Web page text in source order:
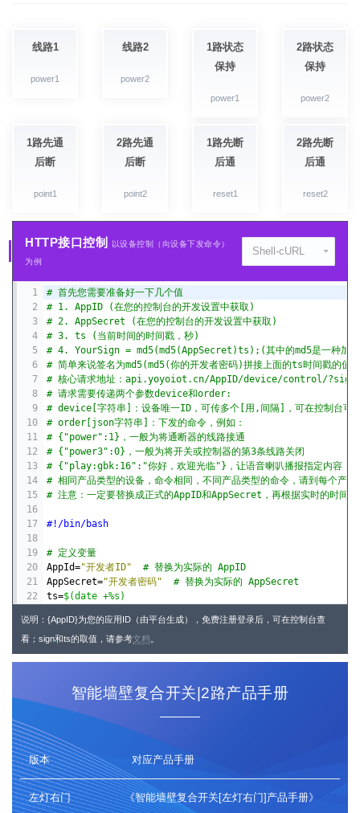
线路1
power1
线路2
power2
1路状态
保持
power1
2路状态
保持
power2
1路先通
后断
point1
2路先通
后断
point2
1路先断
后通
reset1
2路先断
后通
reset2
HTTP接口控制
以设备控制（向设备下发命令）
为例
Shell-cURL
1
# 首先您需要准备好一下几个值
2
# 1. AppID (在您的控制台的开发设置中获取)
3
# 2. AppSecret (在您的控制台的开发设置中获取)
4
# 3. ts (当前时间的时间戳，秒)
5
# 4. YourSign = md5(md5(AppSecret)ts);(其中的md5是一种加密
6
# 简单来说签名为md5(md5(你的开发者密码)拼接上面的ts时间戳的值)
7
# 核心请求地址：api.yoyoiot.cn/AppID/device/control/
8
# 请求需要传递两个参数device和order:
9
# device[字符串]：设备唯一ID，可传多个[用,间隔]，可在控制台可
10
# order[json字符串]：下发的命令，例如：
11
# {"power":1}，一般为将通断器的线路接通
12
# {"power3":0}，一般为将开关或控制器的第3条线路关闭
13
# {"play:gbk:16":"你好，欢迎光临"}，让语音喇叭播报指定内容
14
# 相同产品类型的设备，命令相同，不同产品类型的命令，请到每个产品
15
# 注意：一定要替换成正式的AppID和AppSecret，再根据实时的时间
16
17
#!/bin/bash
18
19
# 定义变量
20
AppId="开发者ID"
# 替换为实际的 AppID
21
AppSecret="开发者密码"
# 替换为实际的 AppSecret
22
ts=$(date +%s)
24
25
url="https://api.yoyoiot.cn/
26
order='{"power1":1}'
# 替换为实际的命令
31
32
postData
33
34
# 发送请求并获取响应
35
response=$(curl -s -X POST "
36
               -H "Content-Type: application/json" \
说明：{AppID}为您的应用ID（由平台生成），免费注册登录后，可在控制台查
看；sign和ts的取值，请参考文档
智能墙壁复合开关|2路产品手册
版本 对应产品手册
左灯右门 《智能墙壁复合开关[左灯右门]产品手册》